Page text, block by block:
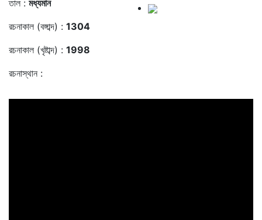
তাল : মধ্যমান
রচনাকাল (বঙ্গাব্দ) : 1304
রচনাকাল (খৃষ্টাব্দ) : 1998
রচনাস্থান :